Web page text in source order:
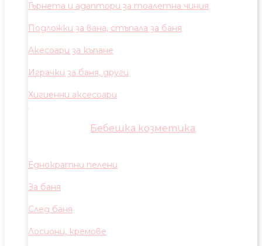
Гърнета и адаптори за тоалетна чиния
Подложки за вана, стъпала за баня
Акесоари за къпане
Играчки за баня, други
Хигиенни аксесоари
Бебешка козметика
Еднократни пелени
За баня
След баня
Лосиони, кремове